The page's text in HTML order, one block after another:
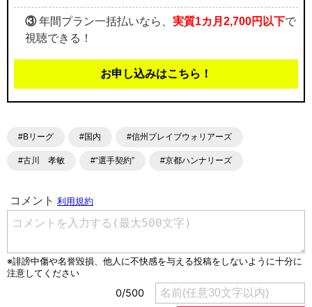
③年間プラン一括払いなら、 実質1カ月2,700円以下で
視聴できる！
お申し込みはこちら！
#Bリーグ #国内 #信州ブレイブウォリアーズ
#古川 孝敏 #“選手契約” #京都ハンナリーズ